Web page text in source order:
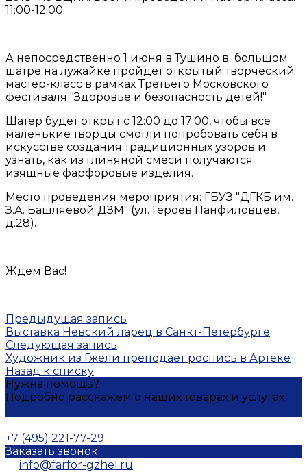
11:00-12:00.
А непосредственно 1 июня в Тушино в большом
шатре на лужайке пройдет открытый творческий
мастер-класс в рамках Третьего Московского
фестиваля "Здоровье и безопасность детей!"
Шатер будет открыт с 12:00 до 17:00, чтобы все
маленькие творцы смогли попробовать себя в
искусстве создания традиционных узоров и
узнать, как из глиняной смеси получаются
изящные фарфоровые изделия.
Место проведения мероприятия: ГБУЗ "ДГКБ им.
З.А. Башляевой ДЗМ" (ул. Героев Панфиловцев,
д.28).
Ждем Вас!
Предыдущая запись
Выставка Невский ларец в Санкт-Петербурге
Следующая запись
Художник из Гжели преподает роспись в Артеке
Назад к списку
Нужна помощь?
Подробно расскажем о наших товарах и услугах
+7 (495) 221-77-29
Заказать звонок
info@farfor-gzhel.ru